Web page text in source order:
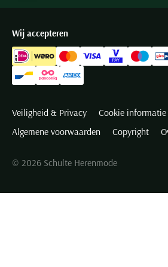
Wij accepteren
Veiligheid & Privacy Cookie informatie
Algemene voorwaarden
Copyright
© 2026 Schulte Herenmode